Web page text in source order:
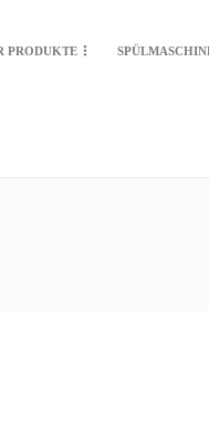
PRODUKTE